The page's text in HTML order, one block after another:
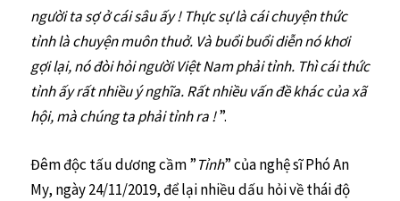
người ta sợ ở cái sâu ấy ! Thực sự là cái chuyện thức
tỉnh là chuyện muôn thuở. Và buổi buổi diễn nó khơi
gợi lại, nó đòi hỏi người Việt Nam phải tỉnh. Thì cái thức
tỉnh ấy rất nhiều ý nghĩa. Rất nhiều vấn đề khác của xã
hội, mà chúng ta phải tỉnh ra !”.
Đêm độc tấu dương cầm ”Tỉnh” của nghệ sĩ Phó An
My, ngày 24/11/2019, để lại nhiều dấu hỏi về thái độ